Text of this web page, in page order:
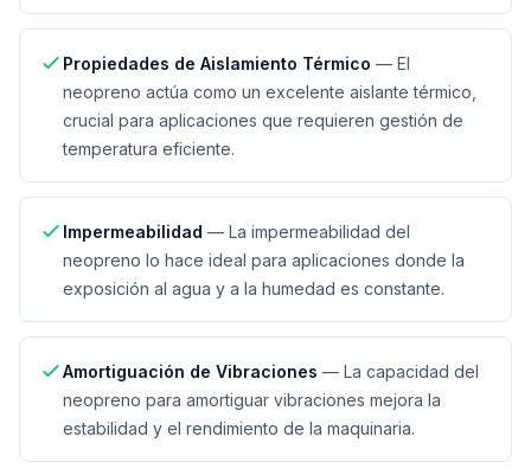
Propiedades de Aislamiento Térmico — El
neopreno actúa como un excelente aislante térmico,
crucial para aplicaciones que requieren gestión de
temperatura eficiente.
Impermeabilidad — La impermeabilidad del
neopreno lo hace ideal para aplicaciones donde la
exposición al agua y a la humedad es constante.
Amortiguación de Vibraciones — La capacidad del
neopreno para amortiguar vibraciones mejora la
estabilidad y el rendimiento de la maquinaria.